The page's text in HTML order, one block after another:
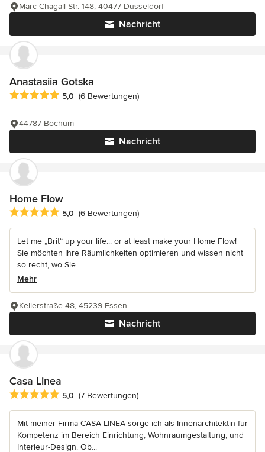
Nachricht
Marc-Chagall-Str. 148, 40477 Düsseldorf
Anastasiia Gotska
Durchschnittliche Bewertung: 5 von 5 Sternen
5,0 (6 Bewertungen)
Nachricht
44787 Bochum
Home Flow
Durchschnittliche Bewertung: 5 von 5 Sternen
5,0 (6 Bewertungen)
Let me „Brit“ up your life... or at least make your Home Flow!
Sie möchten Ihre Räumlichkeiten optimieren und wissen nicht
so recht, wo Sie...
Mehr
Nachricht
Kellerstraße 48, 45239 Essen
Casa Linea
Durchschnittliche Bewertung: 5 von 5 Sternen
5,0 (7 Bewertungen)
Mit meiner Firma CASA LINEA sorge ich als Innenarchitektin für
Kompetenz im Bereich Einrichtung, Wohnraumgestaltung, und
Interieur-Design. Ob...